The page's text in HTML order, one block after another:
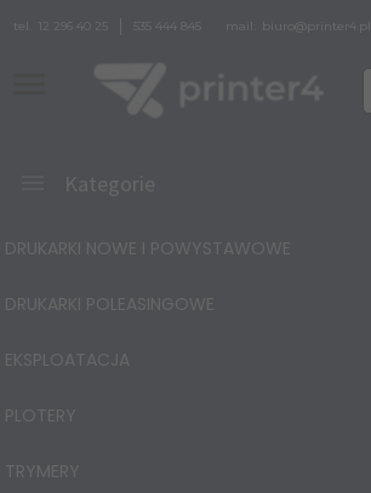
tel. 12 296 40 25 535 444 845 mail: biuro@printer4.pl
Kategorie
DRUKARKI NOWE I POWYSTAWOWE
DRUKARKI POLEASINGOWE
EKSPLOATACJA
PLOTERY
TRYMERY